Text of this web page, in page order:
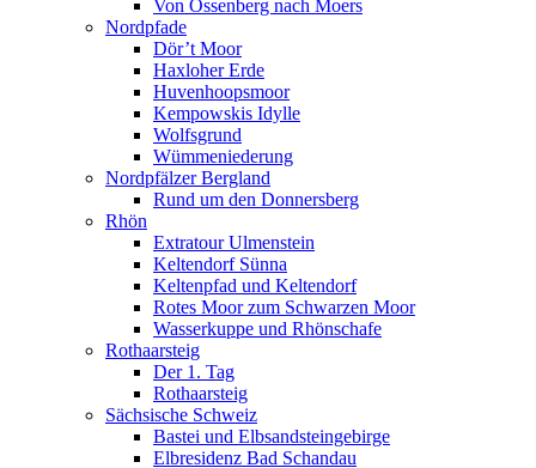
Von Ossenberg nach Moers
Nordpfade
Dör’t Moor
Haxloher Erde
Huvenhoopsmoor
Kempowskis Idylle
Wolfsgrund
Wümmeniederung
Nordpfälzer Bergland
Rund um den Donnersberg
Rhön
Extratour Ulmenstein
Keltendorf Sünna
Keltenpfad und Keltendorf
Rotes Moor zum Schwarzen Moor
Wasserkuppe und Rhönschafe
Rothaarsteig
Der 1. Tag
Rothaarsteig
Sächsische Schweiz
Bastei und Elbsandsteingebirge
Elbresidenz Bad Schandau